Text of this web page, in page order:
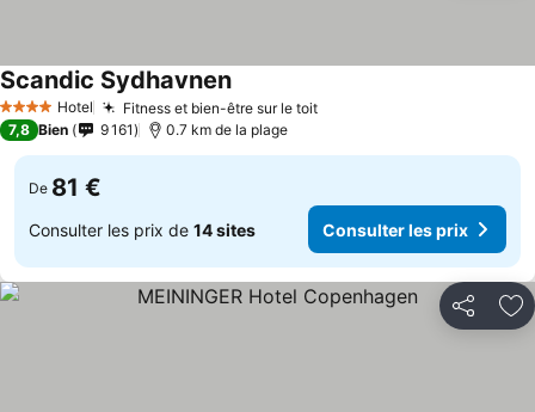
4 Étoiles Hotel Fitness et bien-être sur le toit
Scandic Sydhavnen
7,8 Bien 9 161 0.7 km de la plage
De 81 €
Consulter les prix de 14 sites Consulter les prix
Partager